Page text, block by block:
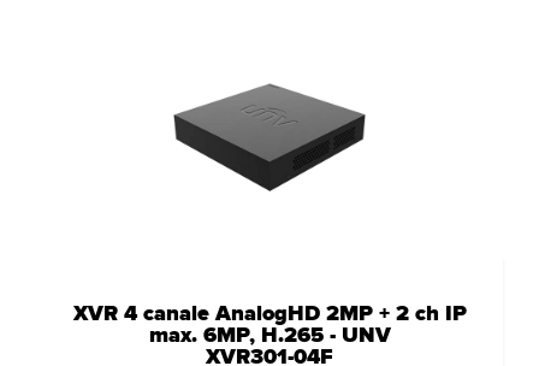
XVR 4 canale AnalogHD 2MP + 2 ch IP
max. 6MP, H.265 - UNV
XVR301-04F